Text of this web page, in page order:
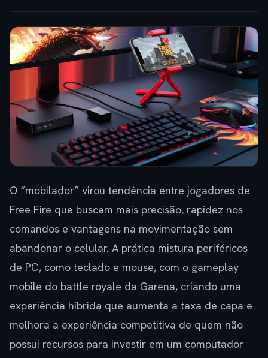
O “mobilador” virou tendência entre jogadores de
Free Fire que buscam mais precisão, rapidez nos
comandos e vantagens na movimentação sem
abandonar o celular. A prática mistura periféricos
de PC, como teclado e mouse, com o gameplay
mobile do battle royale da Garena, criando uma
experiência híbrida que aumenta a taxa de capa e
melhora a experiência competitiva de quem não
possui recursos para investir em um computador